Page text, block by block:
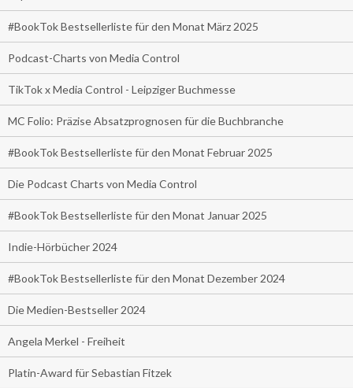
#BookTok Bestsellerliste für den Monat März 2025
Podcast-Charts von Media Control
TikTok x Media Control - Leipziger Buchmesse
MC Folio: Präzise Absatzprognosen für die Buchbranche
#BookTok Bestsellerliste für den Monat Februar 2025
Die Podcast Charts von Media Control
#BookTok Bestsellerliste für den Monat Januar 2025
Indie-Hörbücher 2024
#BookTok Bestsellerliste für den Monat Dezember 2024
Die Medien-Bestseller 2024
Angela Merkel - Freiheit
Platin-Award für Sebastian Fitzek